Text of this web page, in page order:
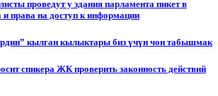
проведут у здания парламента пикет в
права на доступ к информации
кылган кылыктары биз үчүн чон табышмак
спикера ЖК проверить законность действий